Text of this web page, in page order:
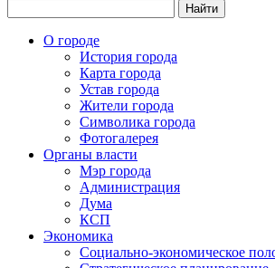
Найти
О городе
История города
Карта города
Устав города
Жители города
Символика города
Фотогалерея
Органы власти
Мэр города
Администрация
Дума
КСП
Экономика
Социально-экономическое